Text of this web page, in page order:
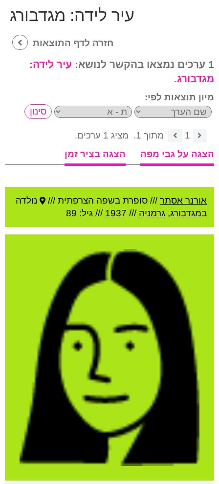
עיר לידה: מגדבורג
חזרה לדף התוצאות
1 ערכים נמצאו בהקשר לנושא:
עיר לידה:
מגדבורג.
מיון תוצאות לפי:
1 מתוך 1.
מציג 1 ערכים.
הצגה על גבי מפה
הצגה בציר זמן
אורנר אסתר/// סופרת בשפה הצרפתית ///
נולדה
במגדבורג, גרמניה ///
1937 /// גיל: 89